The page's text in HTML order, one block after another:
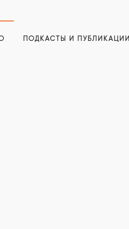
ПОДКАСТЫ И ПУБЛИКАЦИИ